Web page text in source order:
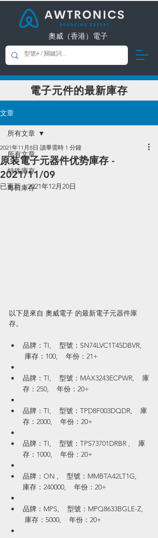
奧威（香港）電子
​電子元件的最新庫存
文章
所有文章
特殊庫存
每日庫存
所有文章
原装電子元器件优势庫存 -
2021/11/09
2021年11月8日 讀畢需時 1 分鐘
已更新：2021年12月20日
以下是來自 奧威電子 的最新電子元器件庫
存。
品牌：TI,    型號：SN74LVC1T45DBVR,
庫存：100,    年份：21+
品牌：TI,    型號：MAX3243ECPWR,    庫
存：250,    年份：20+
品牌：TI,    型號：TPD8F003DQDR,    庫
存：2000,    年份：20+
品牌：TI,    型號：TPS73701DRBR ,    庫
存：1000,    年份：20+
品牌：ON ,    型號：MMBTA42LT1G,
庫存：240000,    年份：20+
品牌：MPS,    型號：MPQ8633BGLE-Z,
庫存：5000,    年份：20+